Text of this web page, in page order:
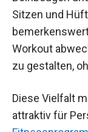
Sitzen und
Workout
zu gestalten,
Diese Vielfalt
attraktiv für